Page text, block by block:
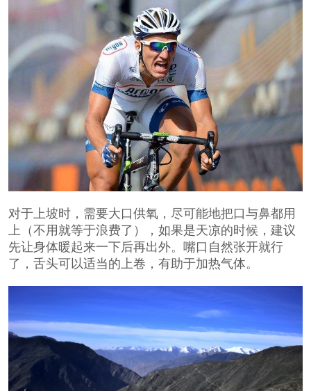
对于上坡时，需要大口供氧，尽可能地把口与鼻都用
上（不用就等于浪费了），如果是天凉的时候，建议
先让身体暖起来一下后再出外。嘴口自然张开就行
了，舌头可以适当的上卷，有助于加热气体。